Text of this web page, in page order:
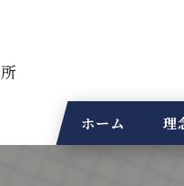
ホーム 理